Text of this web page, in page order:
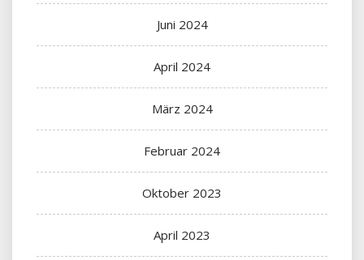
Juni 2024
April 2024
März 2024
Februar 2024
Oktober 2023
April 2023